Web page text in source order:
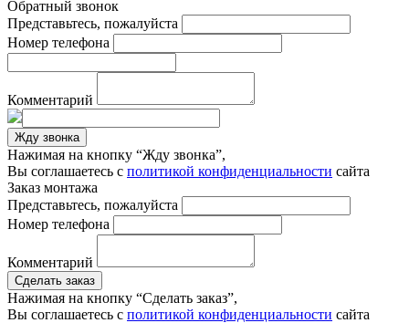
Обратный звонок
Представьтесь, пожалуйста
Номер телефона
Комментарий
Жду звонка
Нажимая на кнопку “Жду звонка”,
Вы соглашаетесь с политикой конфиденциальности сайта
Заказ монтажа
Представьтесь, пожалуйста
Номер телефона
Комментарий
Сделать заказ
Нажимая на кнопку “Сделать заказ”,
Вы соглашаетесь с политикой конфиденциальности сайта